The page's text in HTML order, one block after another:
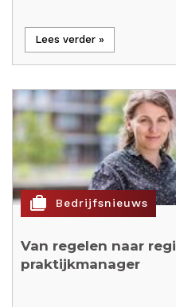
Lees verder »
cases Bedrijfsnieuws
Van regelen naar
praktijkmanager